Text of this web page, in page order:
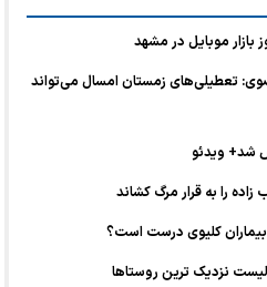
موبایل در مشهد
تعطیلی‌های زمستان امسال می‌تواند
شد+ ویدئو
را به قرار مرگ کشاند
بیماران کلیوی درست است؟
نزدیک ترین روستاها